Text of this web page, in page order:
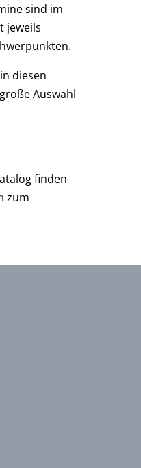
sind im
jeweils
diesen
Auswahl
finden
zum